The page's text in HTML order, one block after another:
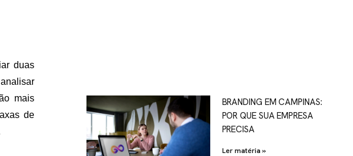
CONOSCO
99655-1961
duas
mais
de
BRANDING EM CAMPINAS:
POR QUE SUA EMPRESA
PRECISA
Ler matéria »